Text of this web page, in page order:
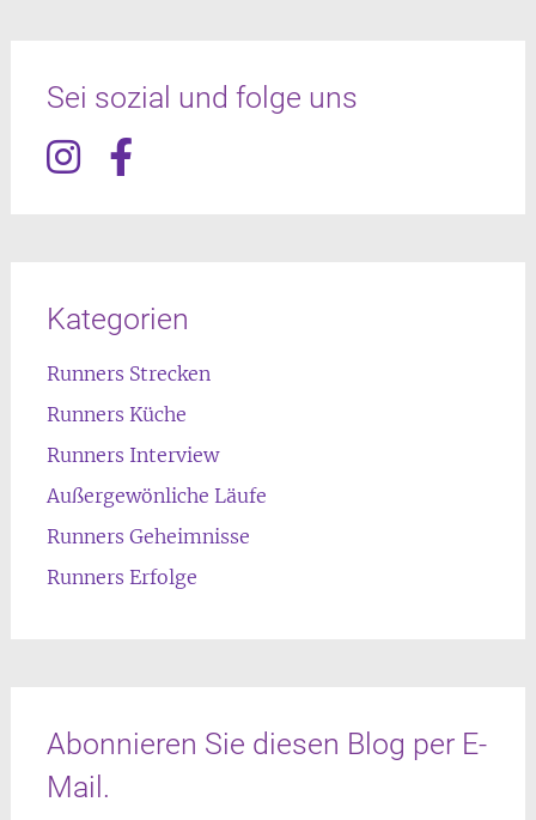
Sei sozial und folge uns
Kategorien
Runners Strecken
Runners Küche
Runners Interview
Außergewönliche Läufe
Runners Geheimnisse
Runners Erfolge
Abonnieren Sie diesen Blog per E-
Mail.